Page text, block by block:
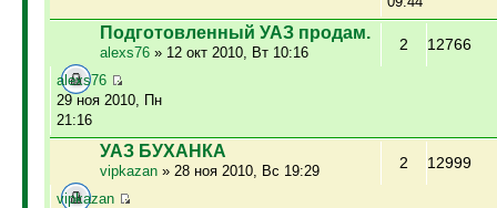
Подготовленный УАЗ продам.
alexs76» 12 окт 2010, Вт 10:16 2 12766
alexs76
29 ноя 2010, Пн
21:16
УАЗ БУХАНКА
vipkazan» 28 ноя 2010, Вс 19:29 2 12999
vipkazan